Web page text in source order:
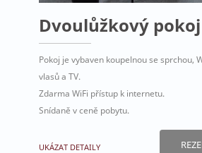
Dvoulůžkový pokoj
Pokoj je vybaven koupelnou se sprchou,
vlasů a TV.
Zdarma WiFi přístup k internetu.
Snídaně v ceně pobytu.
UKÁZAT DETAILY